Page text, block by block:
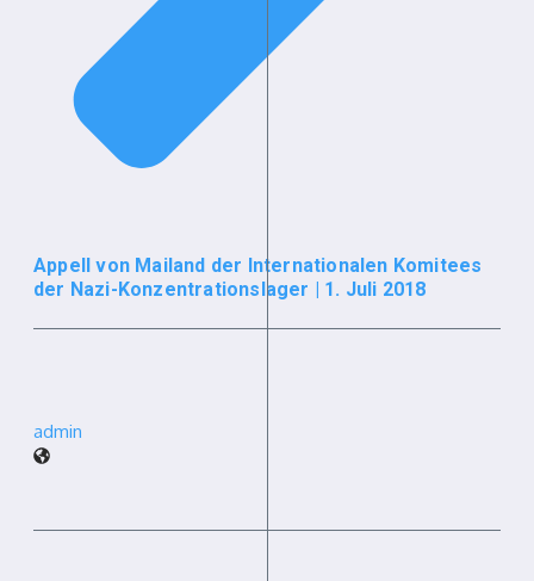
Appell von Mailand der Internationalen Komitees
der Nazi-Konzentrationslager | 1. Juli 2018
admin